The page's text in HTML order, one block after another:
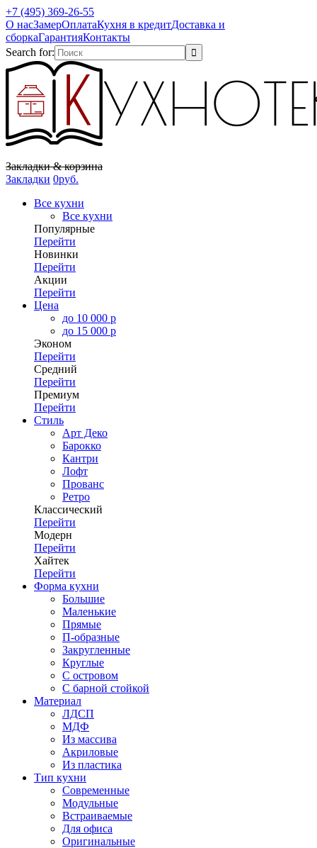
+7 (495) 369-26-55
О насЗамерОплатаКухня в кредитДоставка и
сборкаГарантияКонтакты
Search for:
Закладки & корзина
Закладки 0руб.
Все кухни
Все кухни
Популярные
Перейти
Новинки
Перейти
Акции
Перейти
Цена
до 10 000 р
до 15 000 р
Эконом
Перейти
Средний
Перейти
Премиум
Перейти
Стиль
Арт Деко
Барокко
Кантри
Лофт
Прованс
Ретро
Классический
Перейти
Модерн
Перейти
Хайтек
Перейти
Форма кухни
Большие
Маленькие
Прямые
П-образные
Закругленные
Круглые
С островом
С барной стойкой
Материал
ЛДСП
МДФ
Из массива
Акриловые
Из пластика
Тип кухни
Современные
Модульные
Встраиваемые
Для офиса
Оригинальные